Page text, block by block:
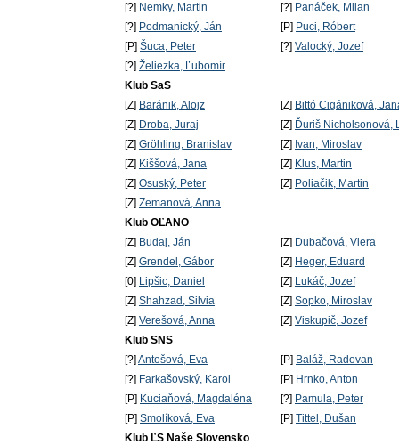
[?] Nemky, Martin [?] Panáček, Milan
[?] Podmanický, Ján [P] Puci, Róbert
[P] Šuca, Peter [?] Valocký, Jozef
[?] Želiezka, Ľubomír
Klub SaS
[Z] Baránik, Alojz [Z] Bittó Cigániková,
[Z] Droba, Juraj [Z] Ďuriš Nicholsonová,
[Z] Gröhling, Branislav [Z] Ivan, Miroslav
[Z] Kiššová, Jana [Z] Klus, Martin
[Z] Osuský, Peter [Z] Poliačik, Martin
[Z] Zemanová, Anna
Klub OĽANO
[Z] Budaj, Ján [Z] Dubačová, Viera
[Z] Grendel, Gábor [Z] Heger, Eduard
[0] Lipšic, Daniel [Z] Lukáč, Jozef
[Z] Shahzad, Silvia [Z] Sopko, Miroslav
[Z] Verešová, Anna [Z] Viskupič, Jozef
Klub SNS
[?] Antošová, Eva [P] Baláž, Radovan
[?] Farkašovský, Karol [P] Hrnko, Anton
[P] Kuciaňová, Magdaléna [?] Pamula, Peter
[P] Smolíková, Eva [P] Tittel, Dušan
Klub ĽS Naše Slovensko